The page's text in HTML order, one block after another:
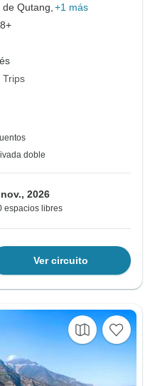
Qutang, +1 más
Trips
doble
2026
espacios libres
Ver circuito